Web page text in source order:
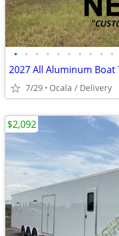
• • • • • • • • • •
2027 All Aluminum
7/29 Ocala / Delivery
$2,092